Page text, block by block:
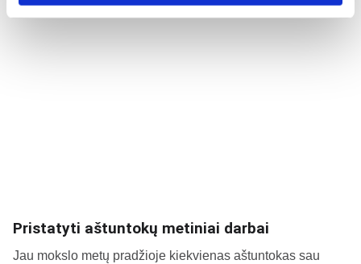
Pristatyti aštuntokų metiniai darbai
Jau mokslo metų pradžioje kiekvienas aštuntokas sau